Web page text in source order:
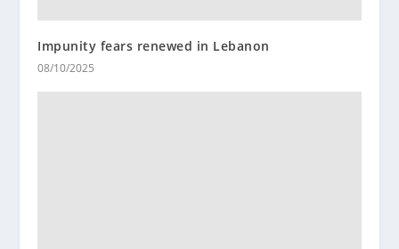
Impunity fears renewed in Lebanon
08/10/2025